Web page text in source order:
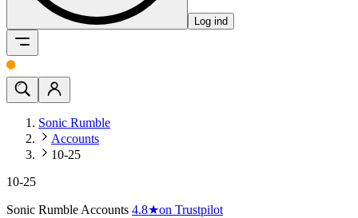
Log ind
Sonic Rumble
Accounts
10-25
10-25
Sonic Rumble Accounts 4.8★on Trustpilot